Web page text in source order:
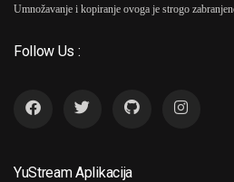
Umnožavanje i kopiranje ovoga je strogo
Follow Us :
YuStream Aplikacija